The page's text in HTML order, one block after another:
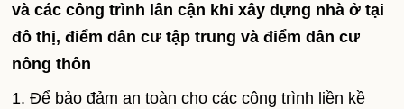
và các công trình lân cận khi xây dựng nhà ở tại
đô thị, điểm dân cư tập trung và điểm dân cư
nông thôn
1. Để bảo đảm an toàn cho các công trình liền kề